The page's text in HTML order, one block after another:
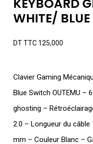
KEYBOARD
WHITE/
DT TTC125,000
Clavier Gaming
Blue Switch OUTEMU –
ghosting –
2.0 – Longueur du
mm – Couleur Blanc –